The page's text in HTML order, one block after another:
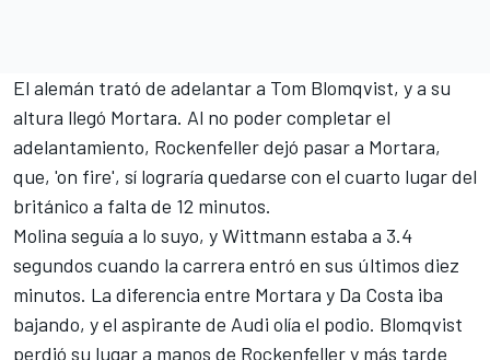
El alemán trató de adelantar a Tom Blomqvist, y a su
altura llegó Mortara. Al no poder completar el
adelantamiento, Rockenfeller dejó pasar a Mortara,
que, 'on fire', sí lograría quedarse con el cuarto lugar del
británico a falta de 12 minutos.
Molina seguía a lo suyo, y Wittmann estaba a 3.4
segundos cuando la carrera entró en sus últimos diez
minutos. La diferencia entre Mortara y Da Costa iba
bajando, y el aspirante de Audi olía el podio. Blomqvist
perdió su lugar a manos de Rockenfeller y más tarde